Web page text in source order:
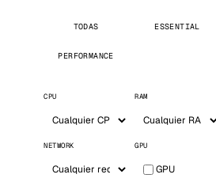
TODAS ESSENTIAL
PERFORMANCE
CPU RAM
NETWORK GPU
GPU